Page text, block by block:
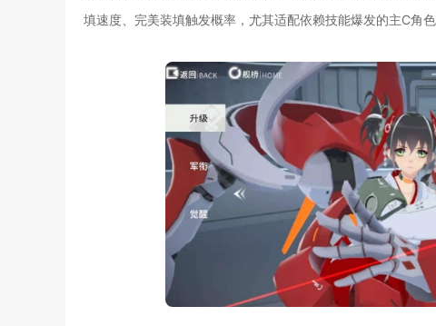
填速度、完美装填触发概率，尤其适配依赖技能爆发的主C角